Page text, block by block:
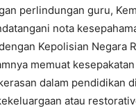
perlindungan guru,
nota
Kepolisian Negara
memuat
dalam pendidikan
atau